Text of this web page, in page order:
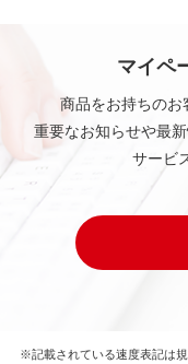
マイペ
商品をお持ちのお
重要なお知らせや最
サービ
※記載されている速度表記は規